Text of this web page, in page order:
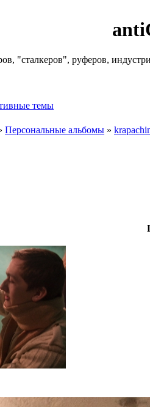
"сталкеров", руферов,
темы
Персональные альбомы »